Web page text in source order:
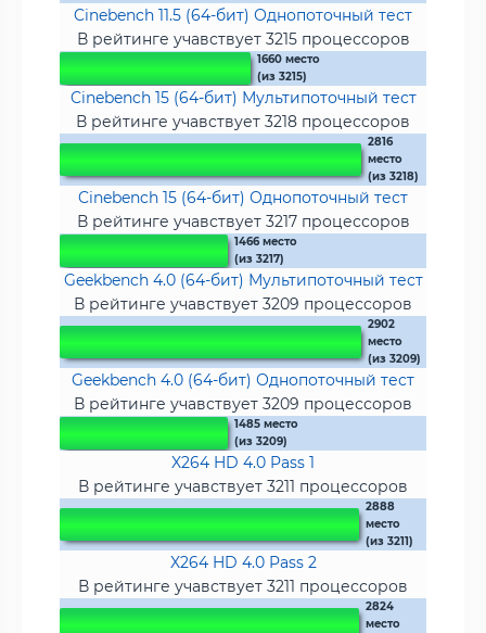
Cinebench 11.5 (64-бит) Однопоточный тест
В рейтинге учавствует 3215 процессоров
1660 место
(из 3215)
Cinebench 15 (64-бит) Мультипоточный тест
В рейтинге учавствует 3218 процессоров
2816
место
(из 3218)
Cinebench 15 (64-бит) Однопоточный тест
В рейтинге учавствует 3217 процессоров
1466 место
(из 3217)
Geekbench 4.0 (64-бит) Мультипоточный тест
В рейтинге учавствует 3209 процессоров
2902
место
(из 3209)
Geekbench 4.0 (64-бит) Однопоточный тест
В рейтинге учавствует 3209 процессоров
1485 место
(из 3209)
X264 HD 4.0 Pass 1
В рейтинге учавствует 3211 процессоров
2888
место
(из 3211)
X264 HD 4.0 Pass 2
В рейтинге учавствует 3211 процессоров
2824
место